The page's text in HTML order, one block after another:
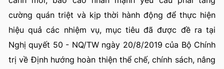
cường quán triệt và kịp thời hành động để thực hiện
hiệu quả các nhiệm vụ, mục tiêu đã được đề ra tại
Nghị quyết 50 - NQ/TW ngày 20/8/2019 của Bộ Chính
trị về Định hướng hoàn thiện thể chế, chính sách, nâng